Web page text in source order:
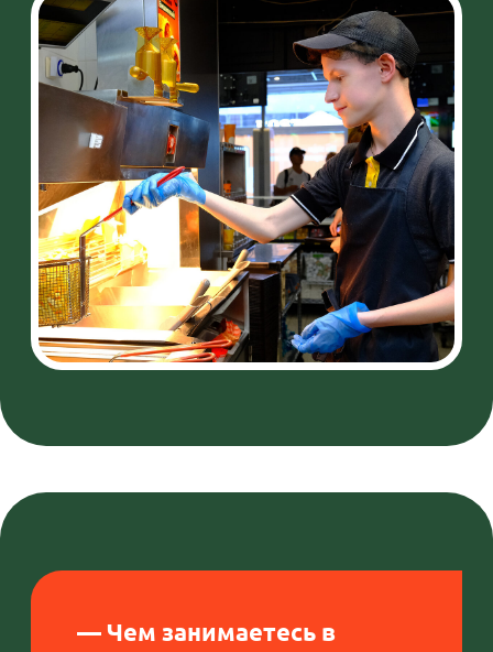
декоративные предметы, новогодние
украшения. Пока что самая удачная
работа — небольшая скульптура в
виде цветущей ветки. Работа была
достаточно сложной, ведь надо было
добиться определенного эффекта —
передать изящество листьев и
лепестков. По-моему, удалось, но
немного подвела итальянская
глазурь, которую я использовал
впервые. Всегда приходится
предугадывать, как раскроется цвет
после запекания. И в этот раз краски
получились не совсем те, которые
задумывались.